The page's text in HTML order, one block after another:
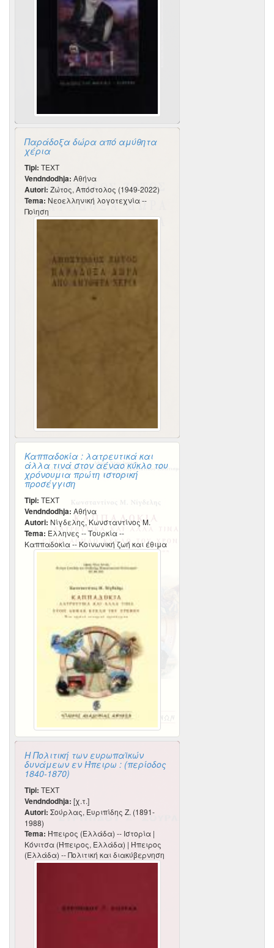
Παράδοξα δώρα από αμύθητα
χέρια
Tipi: TEXT
Vendndodhja: Αθήνα
Autori: Ζώτος, Απόστολος (1949-2022)
Tema: Νεοελληνική λογοτεχνία --
Ποίηση
Καππαδοκία : λατρευτικά και
άλλα τινά στον αέναο κύκλο του
χρόνουμια πρώτη ιστορική
προσέγγιση
Tipi: TEXT
Vendndodhja: Αθήνα
Autori: Νίγδελης, Κωνσταντίνος Μ.
Tema: Έλληνες -- Τουρκία --
Καππαδοκία -- Κοινωνική ζωή και έθιμα
Η Πολιτική των ευρωπαϊκών
δυνάμεων εν Ήπειρω : (περίοδος
1840-1870)
Tipi: TEXT
Vendndodhja: [χ.τ.]
Autori: Σούρλας, Ευριπίδης Ζ. (1891-
1988)
Tema: Ήπειρος (Ελλάδα) -- Ιστορία |
Κόνιτσα (Ήπειρος, Ελλάδα) | Ήπειρος
(Ελλάδα) -- Πολιτική και διακύβερνηση